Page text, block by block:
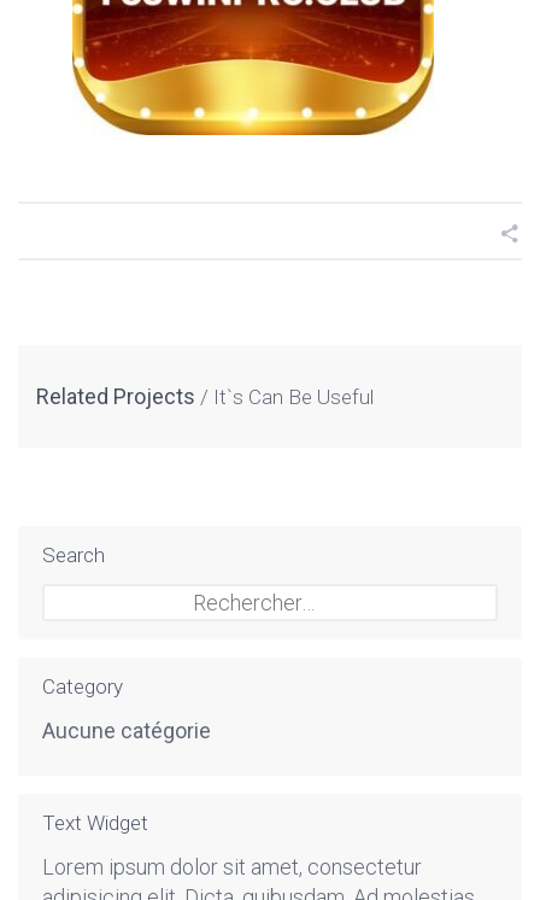
Related Projects It`s Can Be Useful
Search
Category
Aucune catégorie
Text Widget
Lorem ipsum dolor sit amet, consectetur